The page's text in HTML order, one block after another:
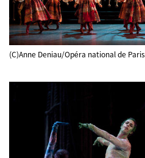
(C)Anne Deniau/Opéra national de Paris